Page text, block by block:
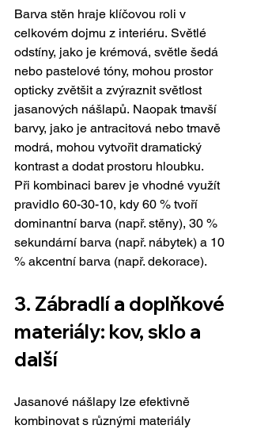
Barva stěn hraje klíčovou roli v
celkovém dojmu z interiéru. Světlé
odstíny, jako je krémová, světle šedá
nebo pastelové tóny, mohou prostor
opticky zvětšit a zvýraznit světlost
jasanových nášlapů. Naopak tmavší
barvy, jako je antracitová nebo tmavě
modrá, mohou vytvořit dramatický
kontrast a dodat prostoru hloubku.
Při kombinaci barev je vhodné využít
pravidlo 60-30-10, kdy 60 % tvoří
dominantní barva (např. stěny), 30 %
sekundární barva (např. nábytek) a 10
% akcentní barva (např. dekorace).
3. Zábradlí a doplňkové
materiály: kov, sklo a
další
Jasanové nášlapy lze efektivně
kombinovat s různými materiály